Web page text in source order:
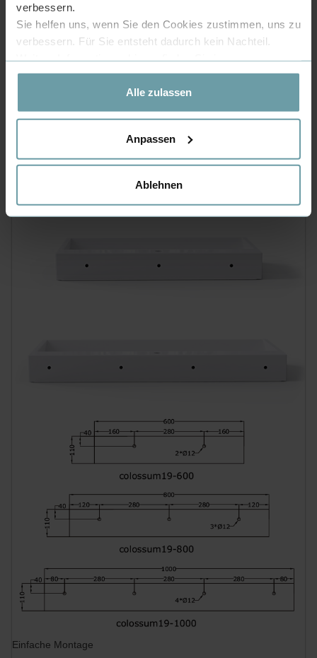
verbessern.
Sie helfen uns, wenn Sie den Cookies zustimmen, uns zu
verbessern. Für Sie entsteht dadurch kein Nachteil.
Datenschutzerklärung.
Alle zulassen
Anpassen
Ablehnen
Einfache Montage